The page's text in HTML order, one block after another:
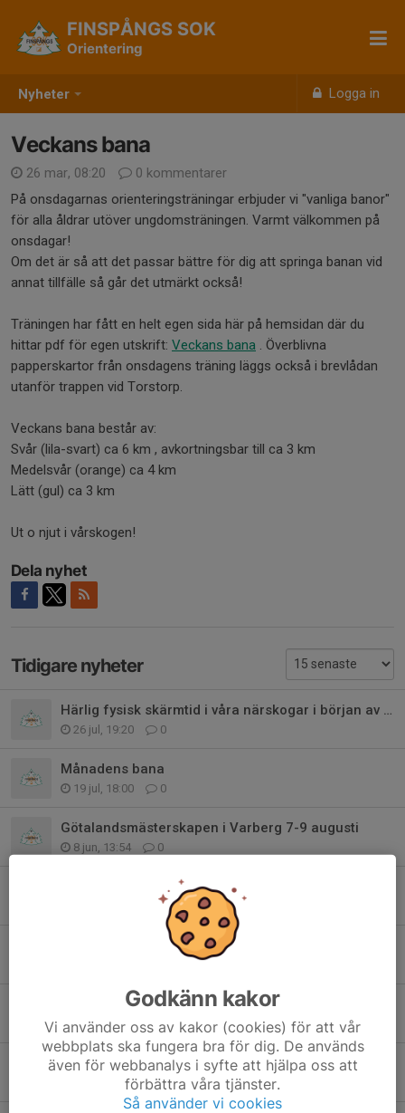
Nyheter Logga in
FINSPÅNGS SOK
Orientering
Veckans bana
26 mar, 08:20
0 kommentarer
På onsdagarnas orienteringsträningar erbjuder vi "vanliga banor"
för alla åldrar utöver ungdomsträningen. Varmt välkommen på
onsdagar!
Om det är så att det passar bättre för dig att springa banan vid
annat tillfälle så går det utmärkt också!
Träningen har fått en helt egen sida här på hemsidan där du
hittar pdf för egen utskrift: Veckans bana . Överblivna
papperskartor från onsdagens träning läggs också i brevlådan
utanför trappen vid Torstorp.
Veckans bana består av:
Svår (lila-svart) ca 6 km , avkortningsbar till ca 3 km
Medelsvår (orange) ca 4 km
Lätt (gul) ca 3 km
Ut o njut i vårskogen!
Dela nyhet
Tidigare nyheter
Härlig fysisk skärmtid i våra närskogar i början av augusti
26 jul, 19:20 0
Månadens bana
19 jul, 18:00 0
Götalandsmästerskapen i Varberg 7-9 augusti
8 jun, 13:54 0
0
Mossvarvet 2026
Distriktsmatchen Vingåker 5-6 augusti
23 maj, 18:04 0
Ungdomsserien 2026
21 apr, 18:36 0
Godkänn kakor
Vi använder oss av kakor (cookies) för att vår
webbplats ska fungera bra för dig. De används
även för webbanalys i syfte att hjälpa oss att
förbättra våra tjänster.
Så använder vi cookies